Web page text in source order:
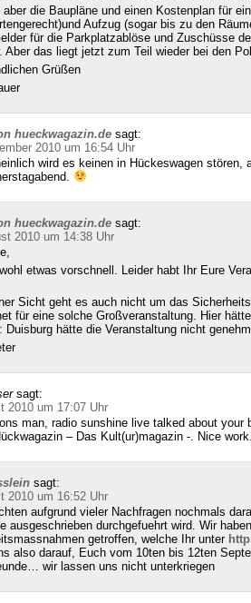
aber die Baupläne und einen Kostenplan für
Aufzug (sogar bis zu den
für die Parkplatzablöse und Zuschüsse
Aber das liegt jetzt zum Teil wieder bei den
Grüßen
hueckwagazin.de sagt:
2010 um 16:54 Uhr
wird es keinen in Hückeswagen stören,
hueckwagazin.de sagt:
2010 um 14:38 Uhr
etwas vorschnell. Leider habt Ihr Eure
Sicht geht es auch nicht um das
für eine solche Großveranstaltung. Hier
Duisburg hätte die Veranstaltung nicht
sagt:
2010 um 17:07 Uhr
man, radio sunshine live talked about
– Das Kult(ur)magazin -. Nice
sagt:
2010 um 16:52 Uhr
aufgrund vieler Nachfragen nochmals
ausgeschrieben durchgefuehrt wird. Wir
getroffen, welche Ihr unter
also darauf, Euch vom 10ten bis 12ten
wir lassen uns nicht unterkriegen